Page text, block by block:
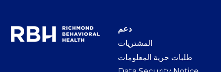
دعم
المشتريات
طلبات حرية المعلومات